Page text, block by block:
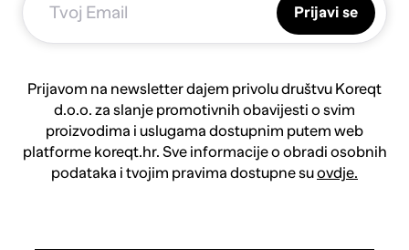
Prijavi se
Prijavom na newsletter dajem privolu društvu Koreqt
d.o.o. za slanje promotivnih obavijesti o svim
proizvodima i uslugama dostupnim putem web
platforme koreqt.hr. Sve informacije o obradi osobnih
podataka i tvojim pravima dostupne suovdje.